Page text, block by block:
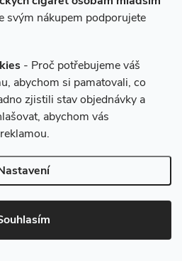
svým nákupem podporujete
- Proč potřebujeme váš
abychom si pamatovali, co
zjistili stav objednávky a
abychom vás
Více za méně
–2 %